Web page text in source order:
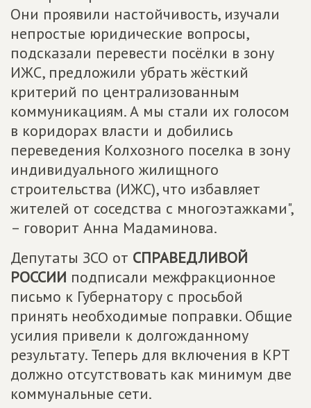
Они проявили настойчивость, изучали
непростые юридические вопросы,
подсказали перевести посёлки в зону
ИЖС, предложили убрать жёсткий
критерий по централизованным
коммуникациям. А мы стали их голосом
в коридорах власти и добились
переведения Колхозного поселка в зону
индивидуального жилищного
строительства (ИЖС), что избавляет
жителей от соседства с многоэтажками",
– говорит Анна Мадаминова.
Депутаты ЗСО от СПРАВЕДЛИВОЙ
РОССИИ подписали межфракционное
письмо к Губернатору с просьбой
принять необходимые поправки. Общие
усилия привели к долгожданному
результату. Теперь для включения в КРТ
должно отсутствовать как минимум две
коммунальные сети.